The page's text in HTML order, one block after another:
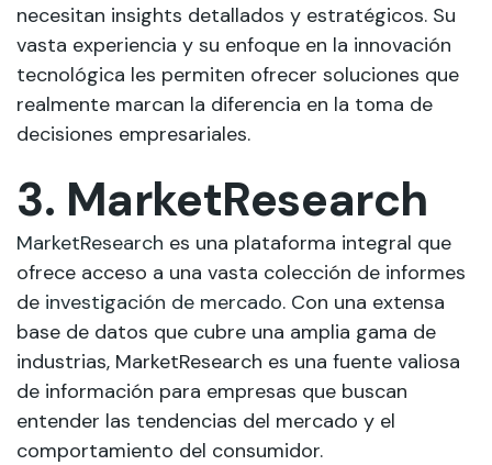
necesitan insights detallados y estratégicos. Su
vasta experiencia y su enfoque en la innovación
tecnológica les permiten ofrecer soluciones que
realmente marcan la diferencia en la toma de
decisiones empresariales.
3. MarketResearch
MarketResearch es una plataforma integral que
ofrece acceso a una vasta colección de informes
de investigación de mercado. Con una extensa
base de datos que cubre una amplia gama de
industrias, MarketResearch es una fuente valiosa
de información para empresas que buscan
entender las tendencias del mercado y el
comportamiento del consumidor.